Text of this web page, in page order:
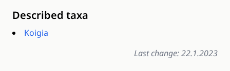
Described taxa
Koigia
Last change: 22.1.2023